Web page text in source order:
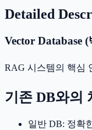
Detailed
Vector Database
RAG 시스템의 핵심
기존 DB와의
일반 DB: 정확